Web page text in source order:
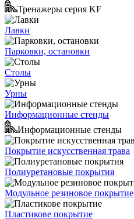
Тренажеры серия KF
Лавки
Парковки, остановки
Столы
Урны
Информационные стенды
Информационные стенды
Покрытие искусственная трава
Полиуретановые покрытия
Модульное резиновое покрытие
Пластикове покрытие